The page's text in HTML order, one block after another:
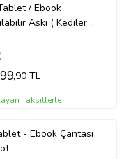
/ Ebook
( Kediler ,
,90 TL
Taksitlerle
Ebook Çantası